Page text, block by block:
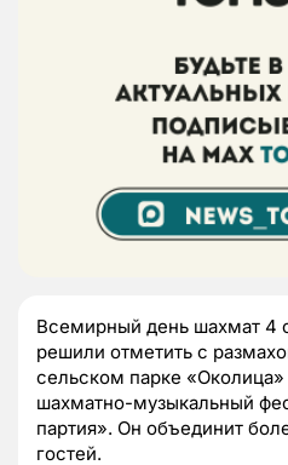
Всемирный день шахмат 4
решили отметить с
сельском парке «Околица»
шахматно-музыкальный
партия». Он объединит
гостей.